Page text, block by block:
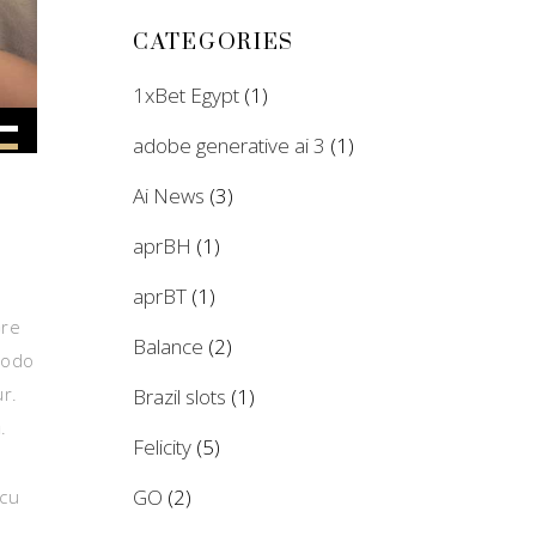
CATEGORIES
1xBet Egypt (1)
adobe generative ai 3 (1)
Ai News (3)
aprBH (1)
aprBT (1)
Balance (2)
Brazil slots (1)
Felicity (5)
GO (2)